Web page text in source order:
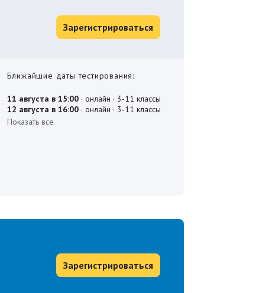
Зарегистрироваться
Ближайшие даты тестирования:
Зарегистрироваться